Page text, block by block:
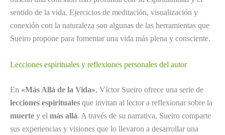
sentido de la vida. Ejercicios de meditación, visualización y
conexión con la naturaleza son algunas de las herramientas que
Sueiro propone para fomentar una vida más plena y consciente.
Lecciones espirituales y reflexiones personales del autor
En «Más Allá de la Vida», Víctor Sueiro ofrece una serie de
lecciones espirituales que invitan al lector a reflexionar sobre la
muerte y el más allá. A través de su narrativa, Sueiro comparte
sus experiencias y visiones que lo llevaron a desarrollar una